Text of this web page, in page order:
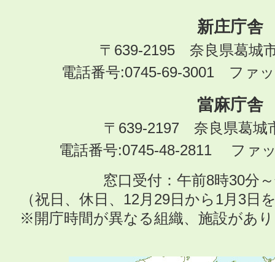
新庄庁舎
〒639-2195 奈良県葛城
電話番号:0745-69-3001 ファ
當麻庁舎
〒639-2197 奈良県葛城
電話番号:0745-48-2811 ファ
窓口受付：午前8時30分
（祝日、休日、12月29日から1月3日
※開庁時間が異なる組織、施設があ